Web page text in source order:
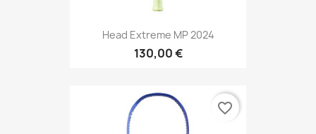
Head Extreme MP 2024
130,00 €
favorite_border